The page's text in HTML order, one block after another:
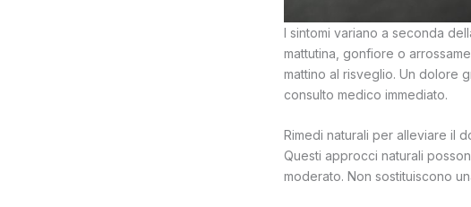
I sintomi variano a seconda
mattutina, gonfiore o
mattino al risveglio. Un dolore
consulto medico immediato.
Rimedi naturali per alleviare il
Questi approcci naturali
moderato. Non sostituiscono